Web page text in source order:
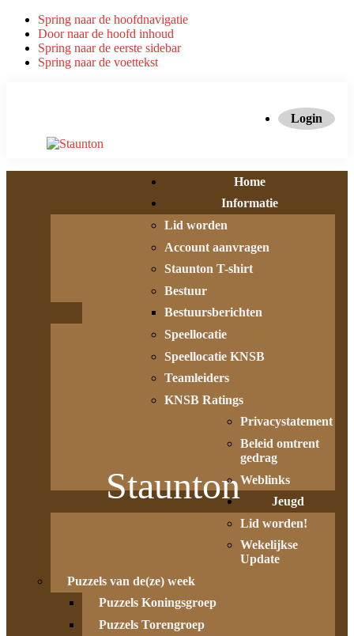
Spring naar de hoofdnavigatie
Door naar de hoofd inhoud
Spring naar de eerste sidebar
Spring naar de voettekst
Login
Staunton
Home
Informatie
Lid worden
Account aanvragen
Staunton T-shirt
Bestuur
Bestuursberichten
Speellocatie
Speellocatie KNSB
Teamleiders
KNSB Ratings
Privacystatement
Beleid omtrent
gedrag
Weblinks
Jeugd
Lid worden!
Wekelijkse
Update
Puzzels van de(ze) week
Puzzels Koningsgroep
Puzzels Torengroep